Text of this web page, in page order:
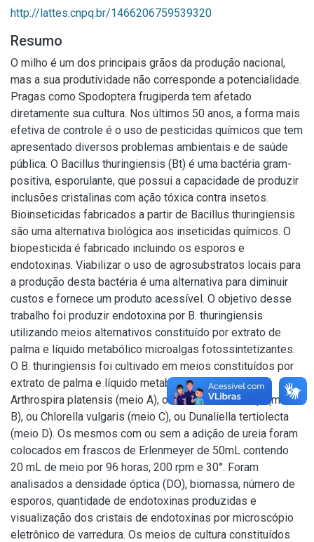
http://lattes.cnpq.br/1466206759539320
Resumo
O milho é um dos principais grãos da produção nacional,
mas a sua produtividade não corresponde a potencialidade.
Pragas como Spodoptera frugiperda tem afetado
diretamente sua cultura. Nos últimos 50 anos, a forma mais
efetiva de controle é o uso de pesticidas químicos que tem
apresentado diversos problemas ambientais e de saúde
pública. O Bacillus thuringiensis (Bt) é uma bactéria gram-
positiva, esporulante, que possui a capacidade de produzir
inclusões cristalinas com ação tóxica contra insetos.
Bioinseticidas fabricados a partir de Bacillus thuringiensis
são uma alternativa biológica aos inseticidas químicos. O
biopesticida é fabricado incluindo os esporos e
endotoxinas. Viabilizar o uso de agrosubstratos locais para
a produção desta bactéria é uma alternativa para diminuir
custos e fornece um produto acessível. O objetivo desse
trabalho foi produzir endotoxina por B. thuringiensis
utilizando meios alternativos constituído por extrato de
palma e líquido metabólico microalgas fotossintetizantes.
O B. thuringiensis foi cultivado em meios constituídos por
extrato de palma e líquido metabólico do cultivo de
Arthrospira platensis (meio A), ou Scenedesmus sp. (meio
B), ou Chlorella vulgaris (meio C), ou Dunaliella tertiolecta
(meio D). Os mesmos com ou sem a adição de ureia foram
colocados em frascos de Erlenmeyer de 50mL contendo
20 mL de meio por 96 horas, 200 rpm e 30°. Foram
analisados a densidade óptica (DO), biomassa, número de
esporos, quantidade de endotoxinas produzidas e
visualização dos cristais de endotoxinas por microscópio
eletrônico de varredura. Os meios de cultura constituídos